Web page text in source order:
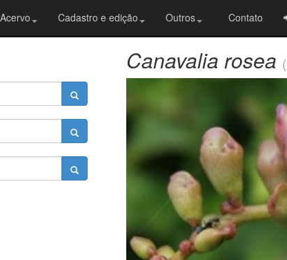
Acervo Cadastro e edição Outros Contato
Canavalia rosea